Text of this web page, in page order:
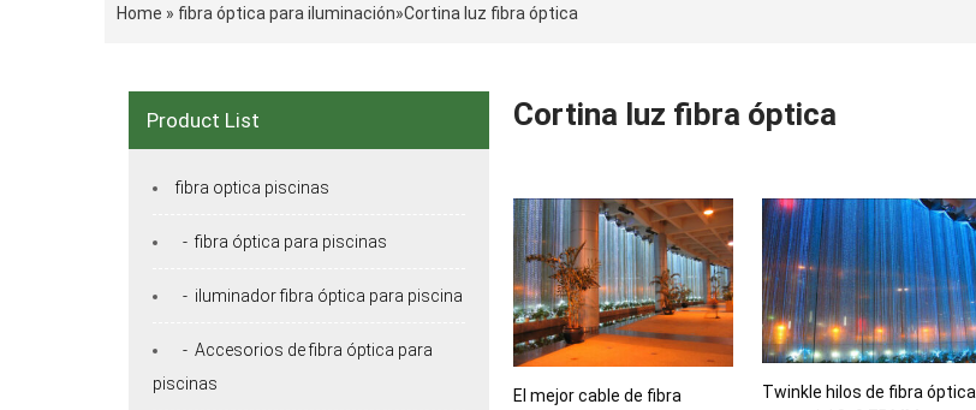
Home » fibra óptica para iluminación»Cortina luz fibra óptica
Cortina luz fibra óptica
El mejor cable de fibra
Twinkle hilos de fibra óptica
Product List
fibra optica piscinas
- fibra óptica para piscinas
- iluminador fibra óptica para piscina
- Accesorios de fibra óptica para
piscinas